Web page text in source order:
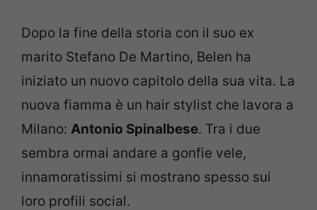
Dopo la fine della storia con il suo ex
marito Stefano De Martino, Belen ha
iniziato un nuovo capitolo della sua vita. La
nuova fiamma è un hair stylist che lavora a
Milano: Antonio Spinalbese. Tra i due
sembra ormai andare a gonfie vele,
innamoratissimi si mostrano spesso sui
loro profili social.